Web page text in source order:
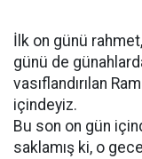
İlk on günü
günü de
vasıflandırılan
içindeyiz.
Bu son on gün
saklamış ki, o